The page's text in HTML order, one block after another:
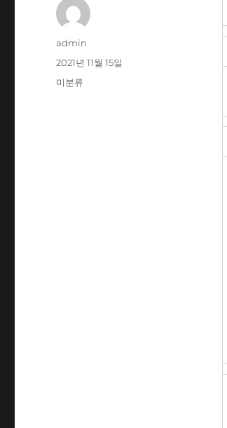
글
admin
작
성
2021년 11월 15일
카
미분류